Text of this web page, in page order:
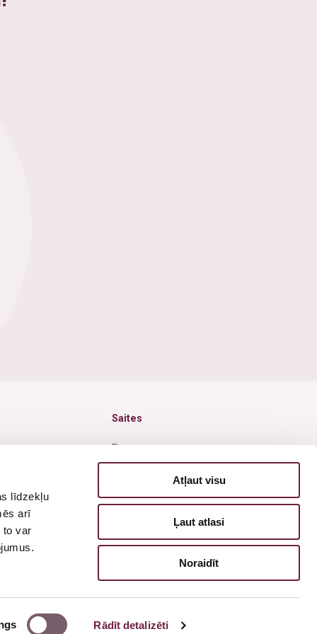
līdzekļu
arī
to var
Rādīt detalizēti
Atļaut visu
Ļaut atlasi
Noraidīt
Saites
Par mums
Akcijas
Pieteikties vizītei